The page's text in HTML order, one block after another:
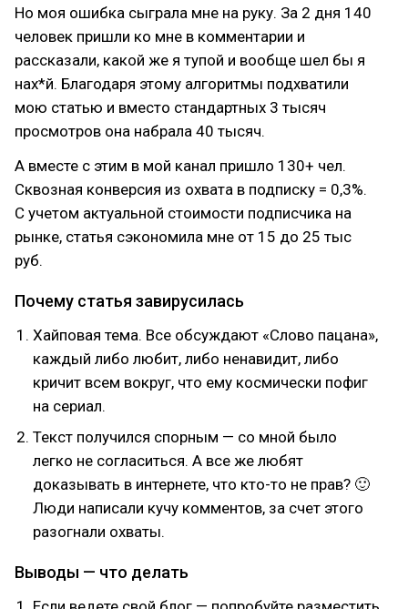
Но моя ошибка сыграла мне на руку. За 2 дня 140
человек пришли ко мне в комментарии и
рассказали, какой же я тупой и вообще шел бы я
нах*й. Благодаря этому алгоритмы подхватили
мою статью и вместо стандартных 3 тысяч
просмотров она набрала 40 тысяч.
А вместе с этим в мой канал пришло 130+ чел.
Сквозная конверсия из охвата в подписку = 0,3%.
С учетом актуальной стоимости подписчика на
рынке, статья сэкономила мне от 15 до 25 тыс
руб.
Почему статья завирусилась
Хайповая тема. Все обсуждают «Слово пацана»,
каждый либо любит, либо ненавидит, либо
кричит всем вокруг, что ему космически пофиг
на сериал.
Текст получился спорным — со мной было
легко не согласиться. А все же любят
доказывать в интернете, что кто-то не прав? 🙂
Люди написали кучу комментов, за счет этого
разогнали охваты.
Выводы — что делать